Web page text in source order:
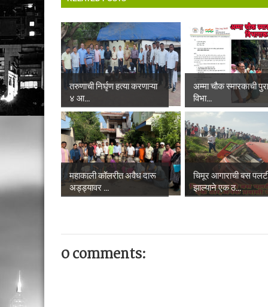
तरुणाची निर्घृण हत्या करणाऱ्या
४ आ...
अम्मा चौक स्मारकाची
विभा...
महाकाली कॉलरीत अवैध दारू
अड्ड्यावर ...
चिमूर आगाराची बस
झाल्याने एक ठ...
0 comments: